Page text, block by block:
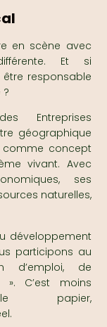
en scène avec
Et si
responsable
Entreprises
géographique
comme concept
vivant. Avec
ses
naturelles,
développement
participons au
d’emploi, de
C’est moins
papier,